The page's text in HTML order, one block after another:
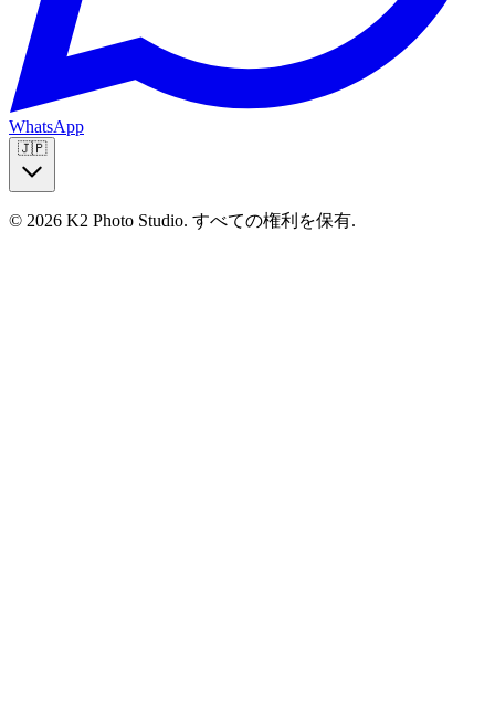
WhatsApp
🇯🇵
© 2026 K2 Photo Studio. すべての権利を保有.